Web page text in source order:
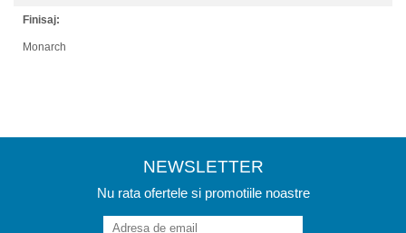
Finisaj:
Monarch
NEWSLETTER
Nu rata ofertele si promotiile noastre